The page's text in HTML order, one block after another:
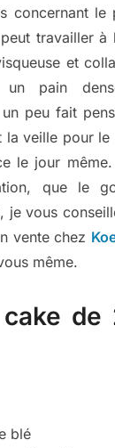
concernant
travailler à
et
un pain
peu fait
la veille pour le
le jour
que le
je vous
vente chez
même.
de
blé